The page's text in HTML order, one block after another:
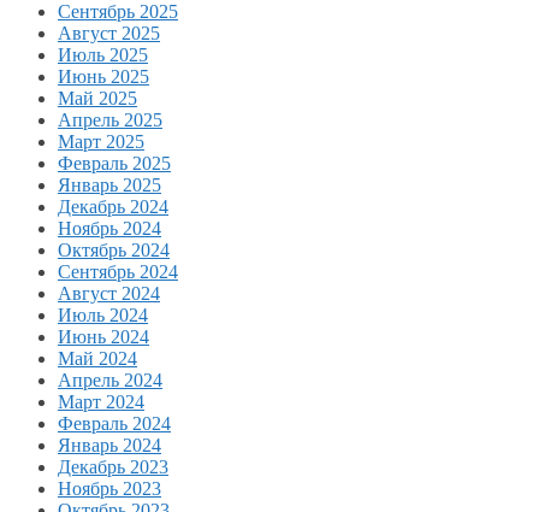
Сентябрь 2025
Август 2025
Июль 2025
Июнь 2025
Май 2025
Апрель 2025
Март 2025
Февраль 2025
Январь 2025
Декабрь 2024
Ноябрь 2024
Октябрь 2024
Сентябрь 2024
Август 2024
Июль 2024
Июнь 2024
Май 2024
Апрель 2024
Март 2024
Февраль 2024
Январь 2024
Декабрь 2023
Ноябрь 2023